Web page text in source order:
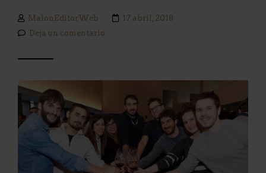
MalonEditorWeb
17 abril, 2018
Deja un comentario